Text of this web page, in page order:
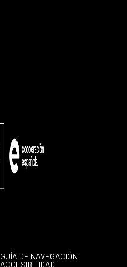
GUÍA DE NAVEGACIÓN
ACCESIBILIDAD